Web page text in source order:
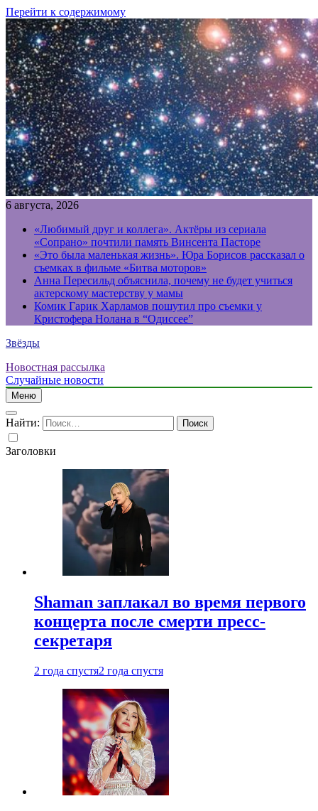
Перейти к содержимому
6 августа, 2026
«Любимый друг и коллега». Актёры из сериала
«Сопрано» почтили память Винсента Пасторе
«Это была маленькая жизнь». Юра Борисов рассказал о
съемках в фильме «Битва моторов»
Анна Пересильд объяснила, почему не будет учиться
актерскому мастерству у мамы
Комик Гарик Харламов пошутил про съемки у
Кристофера Нолана в “Одиссее”
Звёзды
Новостная рассылка
Случайные новости
Меню
Найти:
Заголовки
Shaman заплакал во время первого
концерта после смерти пресс-
секретаря
2 года спустя2 года спустя